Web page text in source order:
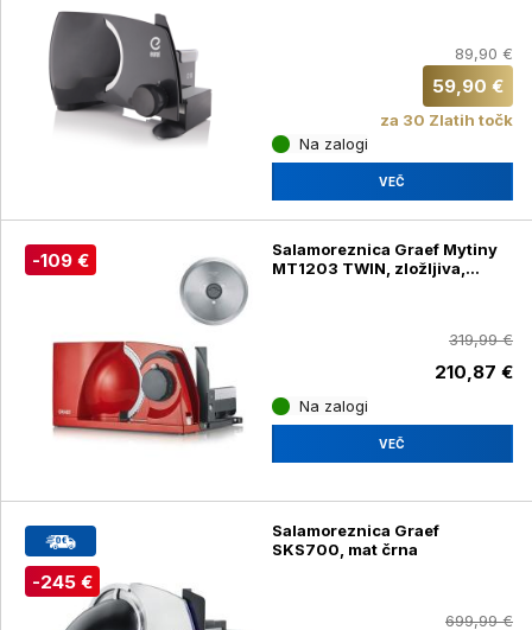
89,90 €
59,90 €
za 30 Zlatih točk
Na zalogi
VEČ
-109 €
Salamoreznica Graef Mytiny
MT1203 TWIN, zložljiva,
319,99 €
210,87 €
Na zalogi
VEČ
-245 €
Salamoreznica Graef
SKS700, mat črna
699,99 €